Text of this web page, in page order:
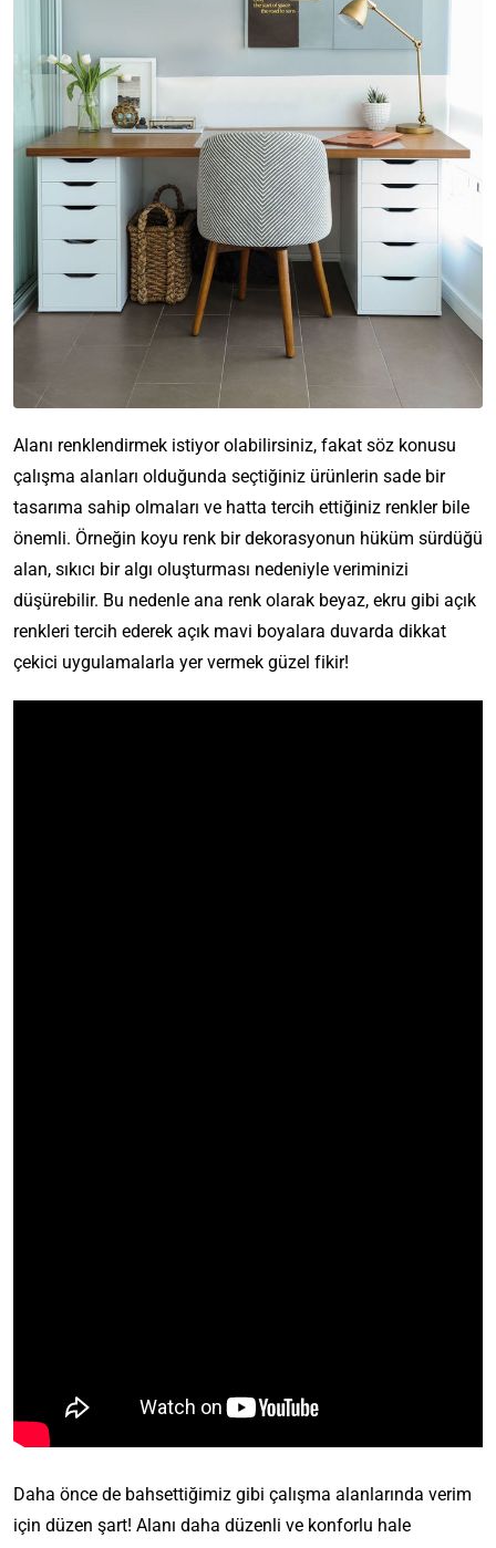
Alanı renklendirmek istiyor olabilirsiniz, fakat söz konusu
çalışma alanları olduğunda seçtiğiniz ürünlerin sade bir
tasarıma sahip olmaları ve hatta tercih ettiğiniz renkler bile
önemli. Örneğin koyu renk bir dekorasyonun hüküm sürdüğü
alan, sıkıcı bir algı oluşturması nedeniyle veriminizi
düşürebilir. Bu nedenle ana renk olarak beyaz, ekru gibi açık
renkleri tercih ederek açık mavi boyalara duvarda dikkat
çekici uygulamalarla yer vermek güzel fikir!
Daha önce de bahsettiğimiz gibi çalışma alanlarında verim
için düzen şart! Alanı daha düzenli ve konforlu hale